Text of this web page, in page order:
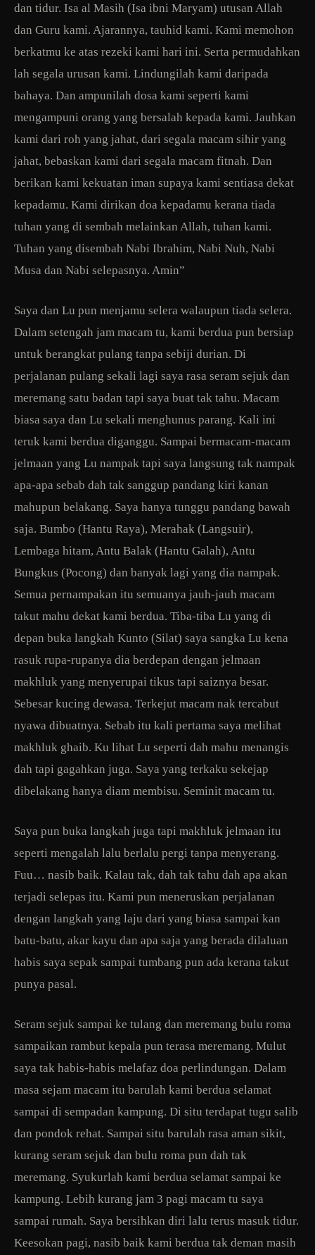
dan tidur. Isa al Masih (Isa ibni Maryam) utusan Allah
dan Guru kami. Ajarannya, tauhid kami. Kami memohon
berkatmu ke atas rezeki kami hari ini. Serta permudahkan
lah segala urusan kami. Lindungilah kami daripada
bahaya. Dan ampunilah dosa kami seperti kami
mengampuni orang yang bersalah kepada kami. Jauhkan
kami dari roh yang jahat, dari segala macam sihir yang
jahat, bebaskan kami dari segala macam fitnah. Dan
berikan kami kekuatan iman supaya kami sentiasa dekat
kepadamu. Kami dirikan doa kepadamu kerana tiada
tuhan yang di sembah melainkan Allah, tuhan kami.
Tuhan yang disembah Nabi Ibrahim, Nabi Nuh, Nabi
Musa dan Nabi selepasnya. Amin”
Saya dan Lu pun menjamu selera walaupun tiada selera.
Dalam setengah jam macam tu, kami berdua pun bersiap
untuk berangkat pulang tanpa sebiji durian. Di
perjalanan pulang sekali lagi saya rasa seram sejuk dan
meremang satu badan tapi saya buat tak tahu. Macam
biasa saya dan Lu sekali menghunus parang. Kali ini
teruk kami berdua diganggu. Sampai bermacam-macam
jelmaan yang Lu nampak tapi saya langsung tak nampak
apa-apa sebab dah tak sanggup pandang kiri kanan
mahupun belakang. Saya hanya tunggu pandang bawah
saja. Bumbo (Hantu Raya), Merahak (Langsuir),
Lembaga hitam, Antu Balak (Hantu Galah), Antu
Bungkus (Pocong) dan banyak lagi yang dia nampak.
Semua pernampakan itu semuanya jauh-jauh macam
takut mahu dekat kami berdua. Tiba-tiba Lu yang di
depan buka langkah Kunto (Silat) saya sangka Lu kena
rasuk rupa-rupanya dia berdepan dengan jelmaan
makhluk yang menyerupai tikus tapi saiznya besar.
Sebesar kucing dewasa. Terkejut macam nak tercabut
nyawa dibuatnya. Sebab itu kali pertama saya melihat
makhluk ghaib. Ku lihat Lu seperti dah mahu menangis
dah tapi gagahkan juga. Saya yang terkaku sekejap
dibelakang hanya diam membisu. Seminit macam tu.
Saya pun buka langkah juga tapi makhluk jelmaan itu
seperti mengalah lalu berlalu pergi tanpa menyerang.
Fuu… nasib baik. Kalau tak, dah tak tahu dah apa akan
terjadi selepas itu. Kami pun meneruskan perjalanan
dengan langkah yang laju dari yang biasa sampai kan
batu-batu, akar kayu dan apa saja yang berada dilaluan
habis saya sepak sampai tumbang pun ada kerana takut
punya pasal.
Seram sejuk sampai ke tulang dan meremang bulu roma
sampaikan rambut kepala pun terasa meremang. Mulut
saya tak habis-habis melafaz doa perlindungan. Dalam
masa sejam macam itu barulah kami berdua selamat
sampai di sempadan kampung. Di situ terdapat tugu salib
dan pondok rehat. Sampai situ barulah rasa aman sikit,
kurang seram sejuk dan bulu roma pun dah tak
meremang. Syukurlah kami berdua selamat sampai ke
kampung. Lebih kurang jam 3 pagi macam tu saya
sampai rumah. Saya bersihkan diri lalu terus masuk tidur.
Keesokan pagi, nasib baik kami berdua tak deman masih